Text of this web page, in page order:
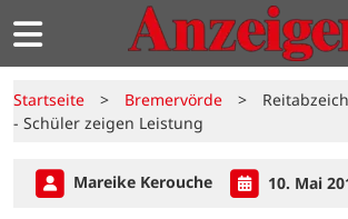
Startseite > Bremervörde >
- Schüler zeigen Leistung
Mareike Kerouche 10. Mai